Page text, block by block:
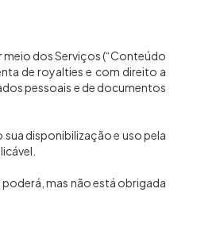
dos Serviços (“Conteúdo
de royalties e com direito a
pessoais e de documentos
disponibilização e uso pela
mas não está obrigada